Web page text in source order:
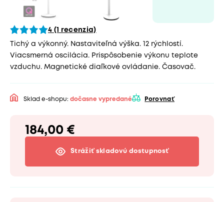
4 (1 recenzia)
Tichý a výkonný. Nastaviteľná výška. 12 rýchlostí.
Viacsmerná oscilácia. Prispôsobenie výkonu teplote
vzduchu. Magnetické diaľkové ovládanie. Časovač.
Sklad e-shopu: dočasne vypredané Porovnať
184,00 €
Strážiť skladovú dostupnosť